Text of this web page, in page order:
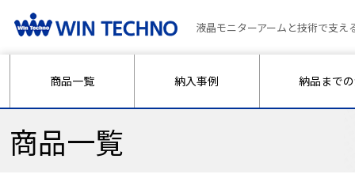
液晶モニターアームと技術で支
商品一覧 納入事例 納品まで
商品一覧